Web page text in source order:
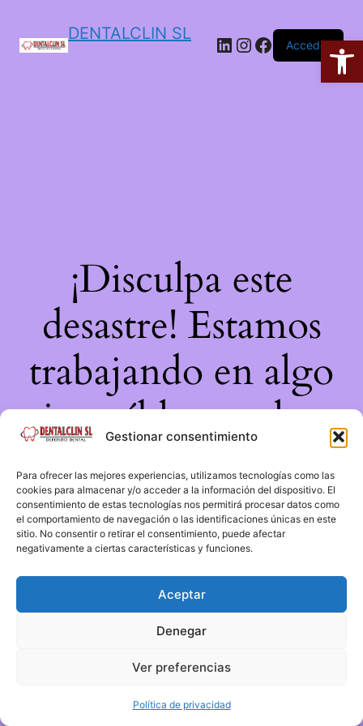
Gestionar consentimiento
Para ofrecer las mejores experiencias, utilizamos tecnologías como las
cookies para almacenar y/o acceder a la información del dispositivo. El
consentimiento de estas tecnologías nos permitirá procesar datos como
el comportamiento de navegación o las identificaciones únicas en este
sitio. No consentir o retirar el consentimiento, puede afectar
negativamente a ciertas características y funciones.
Aceptar
Denegar
Ver preferencias
Política de privacidad
DENTALCLIN SL
Acceder
¡Disculpa este
desastre! Estamos
trabajando en algo
increíble, ¡vuelve
pronto!